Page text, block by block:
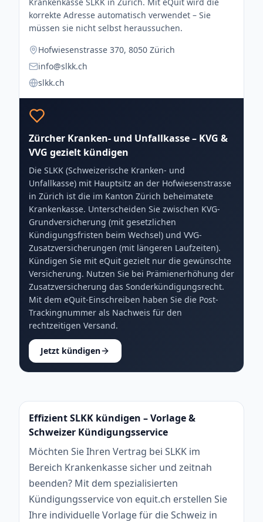
korrekte Adresse automatisch verwendet – Sie
müssen sie nicht selbst heraussuchen.
Hofwiesenstrasse 370, 8050 Zürich
info@slkk.ch
slkk.ch
Zürcher Kranken- und Unfallkasse – KVG &
VVG gezielt kündigen
Die SLKK (Schweizerische Kranken- und
Unfallkasse) mit Hauptsitz an der Hofwiesenstrasse
in Zürich ist die im Kanton Zürich beheimatete
Krankenkasse. Unterscheiden Sie zwischen KVG-
Grundversicherung (mit gesetzlichen
Kündigungsfristen beim Wechsel) und VVG-
Zusatzversicherungen (mit längeren Laufzeiten).
Kündigen Sie mit eQuit gezielt nur die gewünschte
Versicherung. Nutzen Sie bei Prämienerhöhung der
Zusatzversicherung das Sonderkündigungsrecht.
Mit dem eQuit-Einschreiben haben Sie die Post-
Trackingnummer als Nachweis für den
rechtzeitigen Versand.
Jetzt kündigen
Effizient SLKK kündigen – Vorlage &
Schweizer Kündigungsservice
Möchten Sie Ihren Vertrag bei SLKK im
Bereich Krankenkasse sicher und zeitnah
beenden? Mit dem spezialisierten
Kündigungsservice von equit.ch erstellen Sie
Ihre individuelle Vorlage für die Schweiz in